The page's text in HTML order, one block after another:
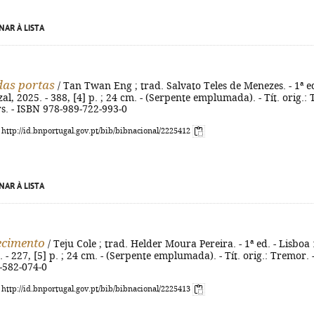
À LISTA
portas / Tan Twan Eng ; trad. Salvato Teles de Menezes. - 1ª
2025. - 388, [4] p. ; 24 cm. - (Serpente emplumada). - Tít. orig.:
- ISBN 978-989-722-993-0
id.bnportugal.gov.pt/bib/bibnacional/2225412
À LISTA
/ Teju Cole ; trad. Helder Moura Pereira. - 1ª ed. - Lisboa :
- 227, [5] p. ; 24 cm. - (Serpente emplumada). - Tít. orig.: Tremor. -
074-0
id.bnportugal.gov.pt/bib/bibnacional/2225413